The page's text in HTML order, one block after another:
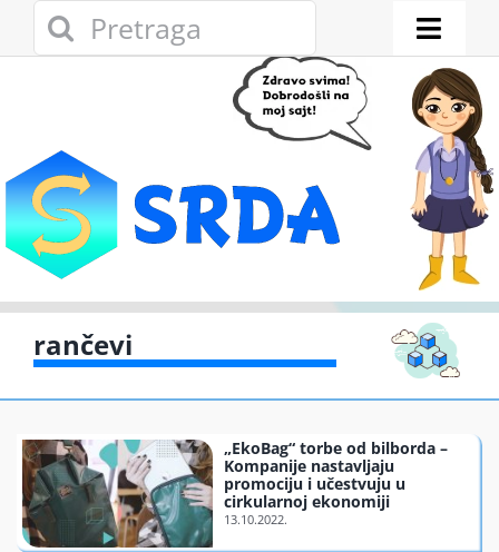
Search
for:
Toggle
Eko adresar
Eko pravo
Gde reciklirati
Zelena privreda
Finansiranje
rančevi
„EkoBag“ torbe od bilborda –
Kompanije nastavljaju
promociju i učestvuju u
cirkularnoj ekonomiji